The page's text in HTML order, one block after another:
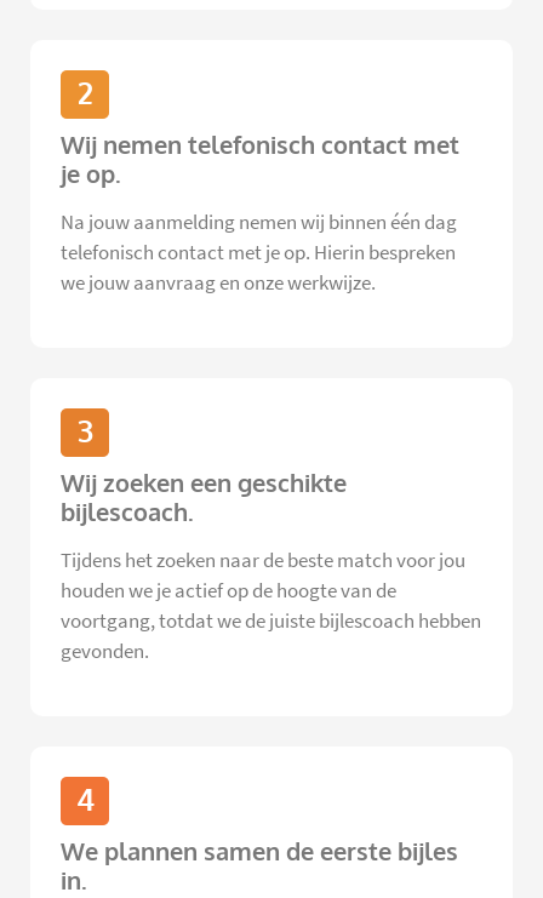
2
Wij nemen telefonisch contact met
je op.
Na jouw aanmelding nemen wij binnen één dag
telefonisch contact met je op. Hierin bespreken
we jouw aanvraag en onze werkwijze.
3
Wij zoeken een geschikte
bijlescoach.
Tijdens het zoeken naar de beste match voor jou
houden we je actief op de hoogte van de
voortgang, totdat we de juiste bijlescoach hebben
gevonden.
4
We plannen samen de eerste bijles
in.